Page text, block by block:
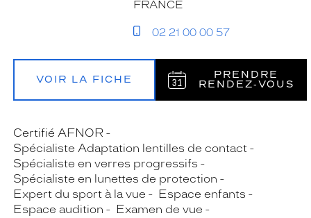
FRANCE
02 21 00 00 57
VOIR LA FICHE
PRENDRE
RENDEZ‑VOUS
Certifié AFNOR
Spécialiste Adaptation lentilles de contact
Spécialiste en verres progressifs
Spécialiste en lunettes de protection
Expert du sport à la vue
Espace enfants
Espace audition
Examen de vue